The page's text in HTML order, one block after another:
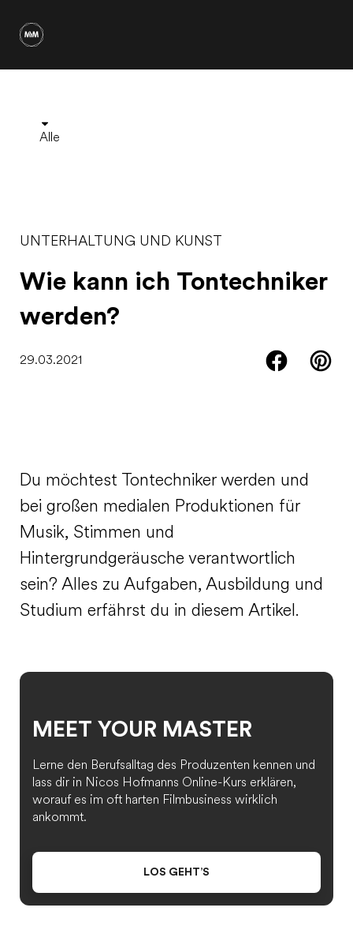
Alle
UNTERHALTUNG UND KUNST
Wie kann ich Tontechniker
werden?
29.03.2021
Du möchtest Tontechniker werden und
bei großen medialen Produktionen für
Musik, Stimmen und
Hintergrundgeräusche verantwortlich
sein? Alles zu Aufgaben, Ausbildung und
Studium erfährst du in diesem Artikel.
MEET YOUR MASTER
Lerne den Berufsalltag des Produzenten kennen und
lass dir in Nicos Hofmanns Online-Kurs erklären,
worauf es im oft harten Filmbusiness wirklich
ankommt.
LOS GEHT’S